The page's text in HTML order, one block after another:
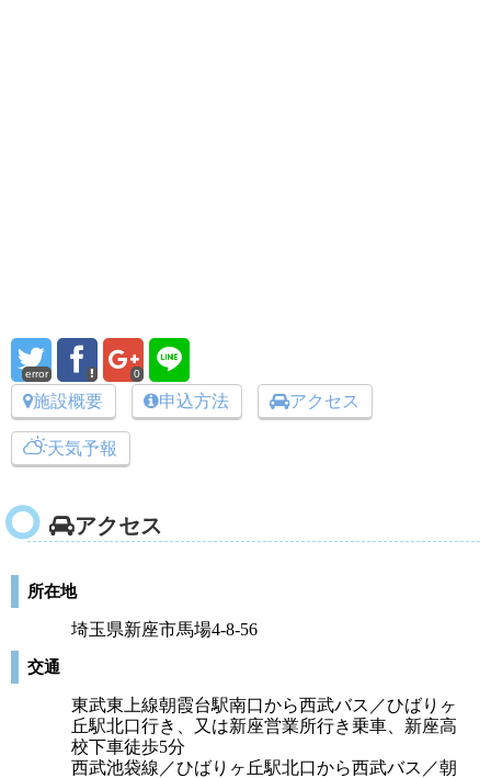
error 0
施設概要 申込方法 アクセス
天気予報
アクセス
所在地
埼玉県新座市馬場4-8-56
交通
東武東上線朝霞台駅南口から西武バス／ひばりヶ
丘駅北口行き、又は新座営業所行き乗車、新座高
校下車徒歩5分
西武池袋線／ひばりヶ丘駅北口から西武バス／朝